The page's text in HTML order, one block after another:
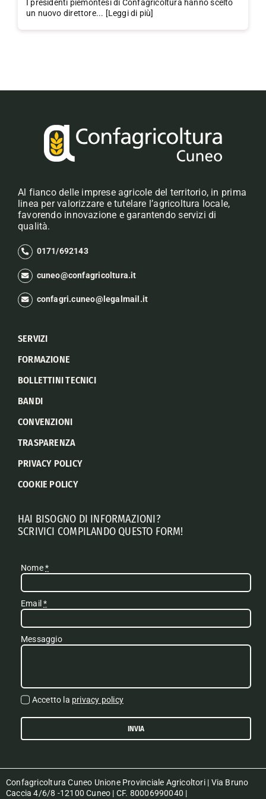
I presidenti piemontesi di Confagricoltura hanno scelto
un nuovo direttore... [Leggi di più]
Al fianco delle imprese agricole del territorio, in prima
linea per valorizzare e tutelare l’agricoltura locale,
favorendo innovazione e garantendo servizi di
qualità.
0171/692143
cuneo@confagricoltura.it
confagri.cuneo@legalmail.it
SERVIZI
FORMAZIONE
BOLLETTINI TECNICI
BANDI
CONVENZIONI
TRASPARENZA
PRIVACY POLICY
COOKIE POLICY
HAI BISOGNO DI INFORMAZIONI?
SCRIVICI COMPILANDO QUESTO FORM!
Nome*
Email*
Messaggio
Accetto la privacy policy
INVIA
Confagricoltura Cuneo Unione Provinciale Agricoltori | Via Bruno
Caccia 4/6/8 -12100 Cuneo | CF. 80006990040 |